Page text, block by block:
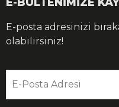
E-posta adresinizi
olabilirsiniz!
E-Posta Adresi